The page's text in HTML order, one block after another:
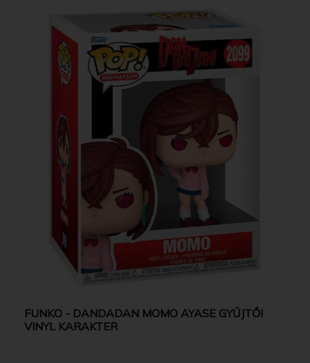
FUNKO - DANDADAN MOMO AYASE GYŰJTŐI
VINYL KARAKTER